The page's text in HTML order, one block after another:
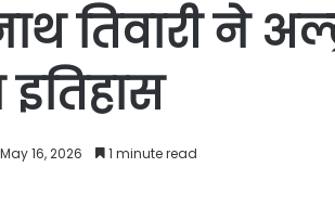
तिवारी ने
May 16, 2026 1 minute read